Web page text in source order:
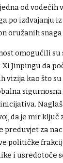
od vodećih
po izdvajanju
oružanih snaga
omogućili su
Jinpingu da
vizija kao što
da je mir ključ
preduvjet za
političke
i usredotoče